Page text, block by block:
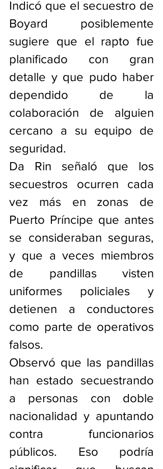
Indicó que el secuestro de
Boyard posiblemente
sugiere que el rapto fue
planificado con gran
detalle y que pudo haber
dependido de la
colaboración de alguien
cercano a su equipo de
seguridad.
Da Rin señaló que los
secuestros ocurren cada
vez más en zonas de
Puerto Príncipe que antes
se consideraban seguras,
y que a veces miembros
de pandillas visten
uniformes policiales y
detienen a conductores
como parte de operativos
falsos.
Observó que las pandillas
han estado secuestrando
a personas con doble
nacionalidad y apuntando
contra funcionarios
públicos. Eso podría